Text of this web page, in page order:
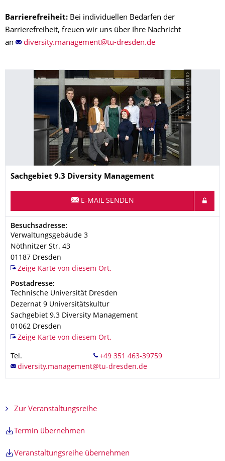
Barrierefreiheit: Bei individuellen Bedarfen der
Barrierefreiheit, freuen wir uns über Ihre Nachricht
an
© Sven Ellger/TUD
Name
Sachgebiet 9.3 Diversity Management
E-MAIL SENDEN
Adresse
Besuchsadresse:
Verwaltungsgebäude 3
Nöthnitzer Str. 43
01187 Dresden
Zeige Karte von diesem Ort.
Adresse
Postadresse:
Technische Universität Dresden
Dezernat 9 Universitätskultur
Sachgebiet 9.3 Diversity Management
01062 Dresden
Zeige Karte von diesem Ort.
Tel.
Zur Veranstaltungsreihe
Termin übernehmen
Veranstaltungsreihe übernehmen